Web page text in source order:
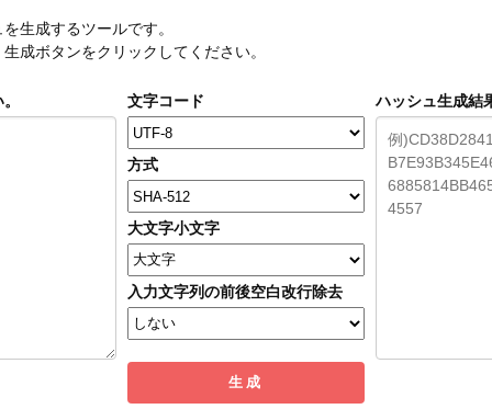
生成するツールです。
成ボタンをクリックしてください。
文字コード
方式
大文字小文字
入力文字列の前後空白改行除去
ハッシュ生成結